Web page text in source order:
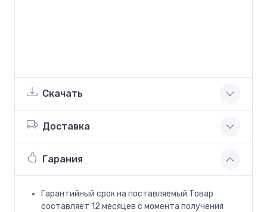
Скачать
Доставка
Гарания
Гарантийный срок на поставляемый Товар
составляет 12 месяцев с момента получения